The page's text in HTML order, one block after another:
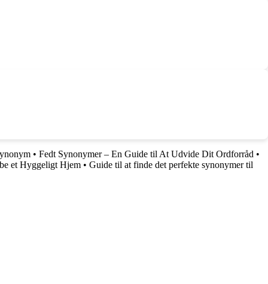
• Fedt Synonymer – En Guide til At Udvide Dit Ordforråd •
et Hyggeligt Hjem • Guide til at finde det perfekte synonymer til